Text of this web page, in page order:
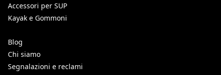
Accessori per SUP
Kayak e Gommoni
Blog
Chi siamo
Segnalazioni e reclami